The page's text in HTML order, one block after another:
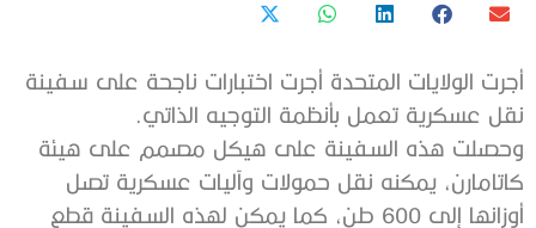
أجرت الولايات المتحدة أجرت اختبارات ناجحة على سفينة
نقل عسكرية تعمل بأنظمة التوجيه الذاتي.
وحصلت هذه السفينة على هيكل مصمم على هيئة
كاتامارن، يمكنه نقل حمولات وآليات عسكرية تصل
أوزانها إلى 600 طن، كما يمكن لهذه السفينة قطع